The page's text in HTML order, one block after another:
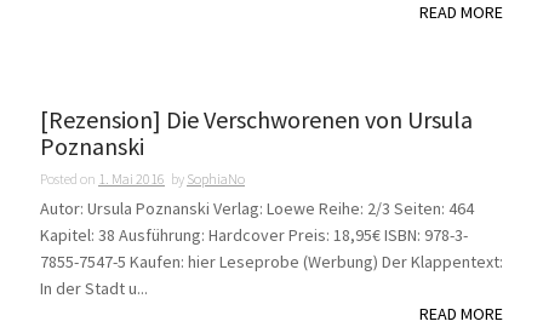
READ MORE
[Rezension] Die Verschworenen von Ursula
Poznanski
Posted on 1. Mai 2016 by SophiaNo
Autor: Ursula Poznanski Verlag: Loewe Reihe: 2/3 Seiten: 464
Kapitel: 38 Ausführung: Hardcover Preis: 18,95€ ISBN: 978-3-
7855-7547-5 Kaufen: hier Leseprobe (Werbung) Der Klappentext:
In der Stadt u...
READ MORE